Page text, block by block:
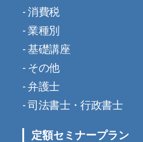
消費税
業種別
基礎講座
その他
弁護士
司法書士・行政書士
定額セミナープラン